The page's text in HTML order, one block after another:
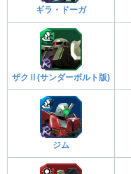
ギラ・ドーガ
ザクⅡ(サンダーボルト版)
ジム